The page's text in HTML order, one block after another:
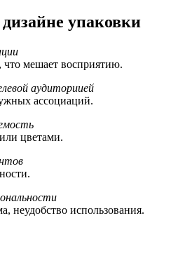
упаковки
что мешает восприятию.
аудиториией
ассоциаций.
цветами.
неудобство использования.